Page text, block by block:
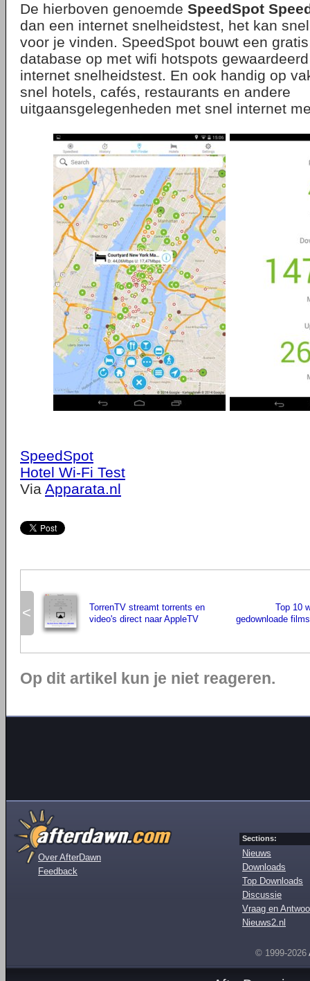
De hierboven genoemde SpeedSpot
dan een internet snelheidstest, het kan
voor je vinden. SpeedSpot bouwt een
database op met wifi hotspots
internet snelheidstest. En ook handig op
snel hotels, cafés, restaurants en andere
uitgaansgelegenheden met snel internet
SpeedSpot
Hotel Wi-Fi Test
Via Apparata.nl
<
TorrenTV streamt torrents en
video's direct naar AppleTV
Top 10
gedownloade
Op dit artikel kun je niet reageren.
Over AfterDawn
Feedback
Sections:
Nieuws
Downloads
Top Downloads
Discussie
Vraag en
Nieuws2.nl
© 1999-2026